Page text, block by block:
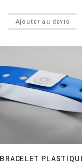
Ajouter au devis
BRACELET